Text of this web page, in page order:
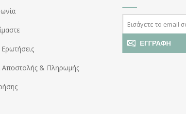
Αποστολής & Πληρωμής
ΕΓΓΡΑΦΉ